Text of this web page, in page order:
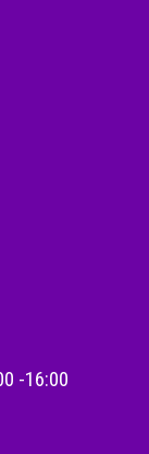
-16:00